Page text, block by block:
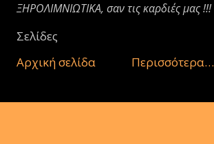
ΞΗΡΟΛΙΜΝΙΩΤΙΚΑ, σαν τις καρδιές μας !!!
Σελίδες
Αρχική σελίδα
Περισσότερα…